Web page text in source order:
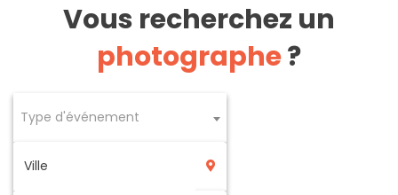
Vous recherchez un
photographe?
Type d'événement